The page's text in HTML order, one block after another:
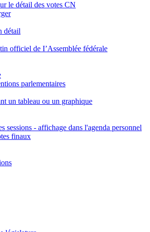
le détail des votes CN
détail
officiel de I’Assemblée fédérale
parlementaires
un tableau ou un graphique
sessions - affichage dans l'agenda personnel
finaux